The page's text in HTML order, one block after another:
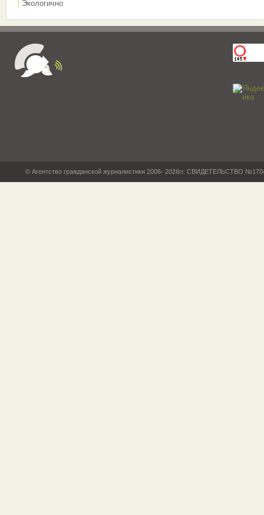
Экологично
© Агентство гражданской журналистики 2006- 2026гг. СВИДЕТЕЛЬСТВО